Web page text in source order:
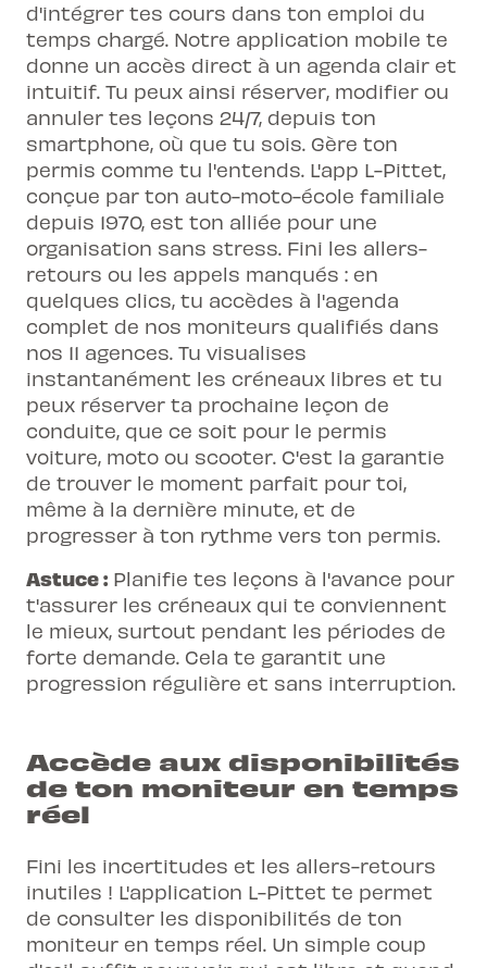
d'intégrer tes cours dans ton emploi du
temps chargé. Notre application mobile te
donne un accès direct à un agenda clair et
intuitif. Tu peux ainsi réserver, modifier ou
annuler tes leçons 24/7, depuis ton
smartphone, où que tu sois. Gère ton
permis comme tu l'entends. L'app L-Pittet,
conçue par ton auto-moto-école familiale
depuis 1970, est ton alliée pour une
organisation sans stress. Fini les allers-
retours ou les appels manqués : en
quelques clics, tu accèdes à l'agenda
complet de nos moniteurs qualifiés dans
nos 11 agences. Tu visualises
instantanément les créneaux libres et tu
peux réserver ta prochaine leçon de
conduite, que ce soit pour le permis
voiture, moto ou scooter. C'est la garantie
de trouver le moment parfait pour toi,
même à la dernière minute, et de
progresser à ton rythme vers ton permis.
Astuce : Planifie tes leçons à l'avance pour
t'assurer les créneaux qui te conviennent
le mieux, surtout pendant les périodes de
forte demande. Cela te garantit une
progression régulière et sans interruption.
Accède aux disponibilités
de ton moniteur en temps
réel
Fini les incertitudes et les allers-retours
inutiles ! L'application L-Pittet te permet
de consulter les disponibilités de ton
moniteur en temps réel. Un simple coup